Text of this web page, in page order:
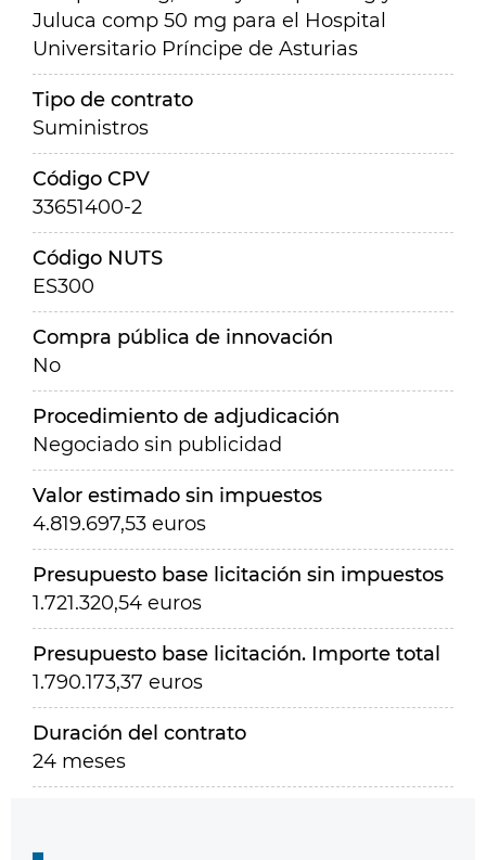
Juluca comp 50 mg para el Hospital
Universitario Príncipe de Asturias
Tipo de contrato
Suministros
Código CPV
33651400-2
Código NUTS
ES300
Compra pública de innovación
No
Procedimiento de adjudicación
Negociado sin publicidad
Valor estimado sin impuestos
4.819.697,53 euros
Presupuesto base licitación sin impuestos
1.721.320,54 euros
Presupuesto base licitación. Importe total
1.790.173,37 euros
Duración del contrato
24 meses